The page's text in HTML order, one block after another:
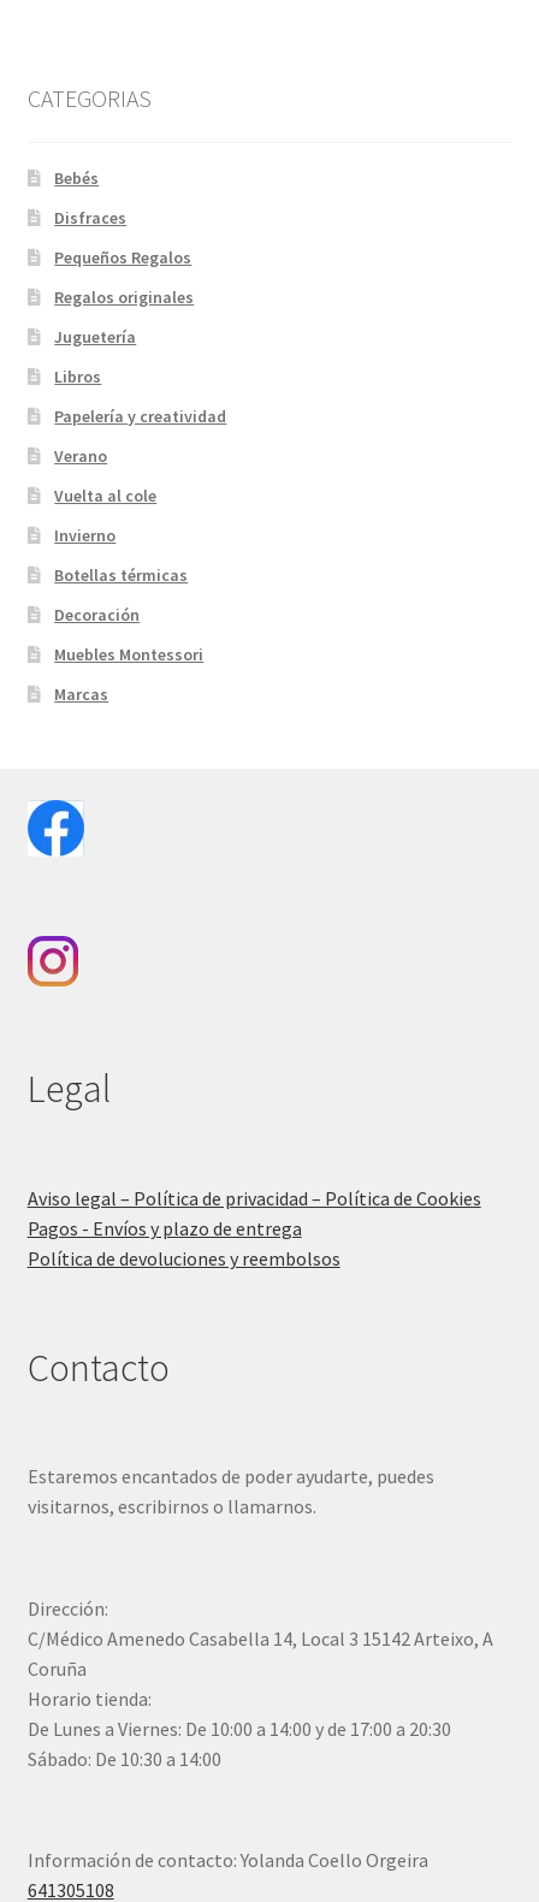
CATEGORIAS
Bebés
Disfraces
Pequeños Regalos
Regalos originales
Juguetería
Libros
Papelería y creatividad
Verano
Vuelta al cole
Invierno
Botellas térmicas
Decoración
Muebles Montessori
Marcas
Legal
Aviso legal – Política de privacidad – Política de Cookies
Pagos - Envíos y plazo de entrega
Política de devoluciones y reembolsos
Contacto
Estaremos encantados de poder ayudarte, puedes
visitarnos, escribirnos o llamarnos.
Dirección:
C/Médico Amenedo Casabella 14, Local 3 15142 Arteixo, A
Coruña
Horario tienda:
De Lunes a Viernes: De 10:00 a 14:00 y de 17:00 a 20:30
Sábado: De 10:30 a 14:00
Información de contacto: Yolanda Coello Orgeira
641305108